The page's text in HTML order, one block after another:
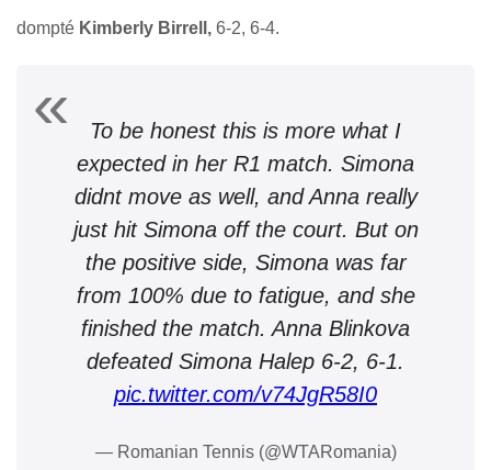
dompté Kimberly Birrell, 6-2, 6-4.
To be honest this is more what I
expected in her R1 match. Simona
didnt move as well, and Anna really
just hit Simona off the court. But on
the positive side, Simona was far
from 100% due to fatigue, and she
finished the match. Anna Blinkova
defeated Simona Halep 6-2, 6-1.
pic.twitter.com/v74JgR58I0
— Romanian Tennis (@WTARomania)